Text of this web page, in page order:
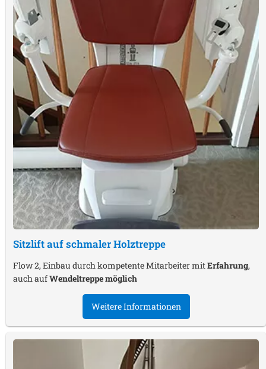
Sitzlift auf schmaler Holztreppe
Flow 2, Einbau durch kompetente Mitarbeiter mitErfahrung,
auch aufWendeltreppe möglich
Weitere Informationen